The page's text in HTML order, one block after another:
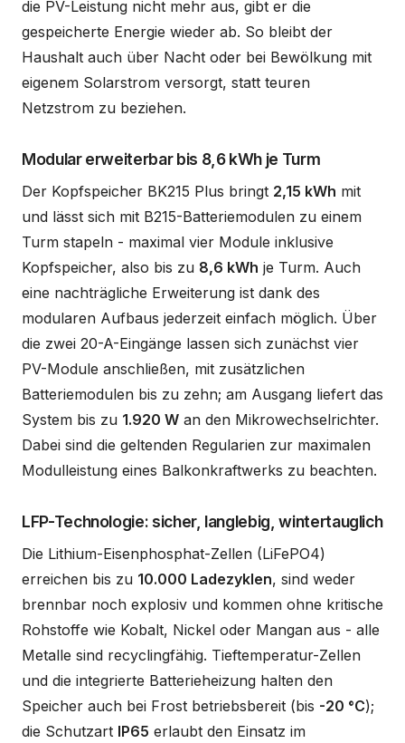
die PV-Leistung nicht mehr aus, gibt er die
gespeicherte Energie wieder ab. So bleibt der
Haushalt auch über Nacht oder bei Bewölkung mit
eigenem Solarstrom versorgt, statt teuren
Netzstrom zu beziehen.
Modular erweiterbar bis 8,6 kWh je Turm
Der Kopfspeicher BK215 Plus bringt 2,15 kWh mit
und lässt sich mit B215-Batteriemodulen zu einem
Turm stapeln - maximal vier Module inklusive
Kopfspeicher, also bis zu 8,6 kWh je Turm. Auch
eine nachträgliche Erweiterung ist dank des
modularen Aufbaus jederzeit einfach möglich. Über
die zwei 20-A-Eingänge lassen sich zunächst vier
PV-Module anschließen, mit zusätzlichen
Batteriemodulen bis zu zehn; am Ausgang liefert das
System bis zu 1.920 W an den Mikrowechselrichter.
Dabei sind die geltenden Regularien zur maximalen
Modulleistung eines Balkonkraftwerks zu beachten.
LFP-Technologie: sicher, langlebig, wintertauglich
Die Lithium-Eisenphosphat-Zellen (LiFePO4)
erreichen bis zu 10.000 Ladezyklen, sind weder
brennbar noch explosiv und kommen ohne kritische
Rohstoffe wie Kobalt, Nickel oder Mangan aus - alle
Metalle sind recyclingfähig. Tieftemperatur-Zellen
und die integrierte Batterieheizung halten den
Speicher auch bei Frost betriebsbereit (bis -20 °C);
die Schutzart IP65 erlaubt den Einsatz im